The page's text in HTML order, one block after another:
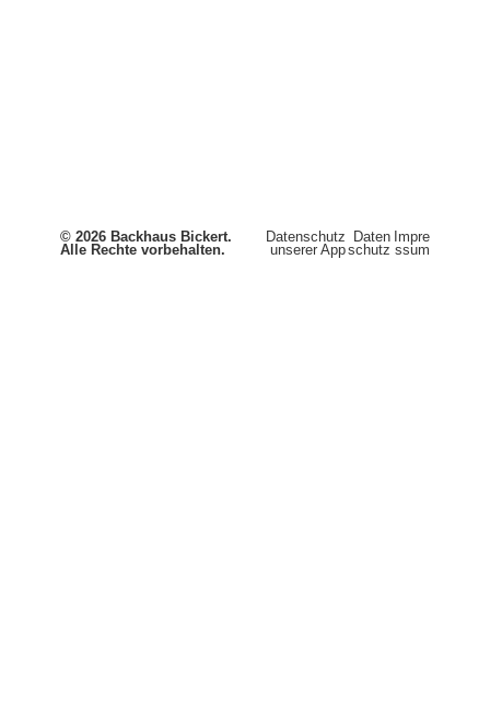
© 2026 Backhaus Bickert.
Alle Rechte vorbehalten.
Datenschutz
unserer App
Daten
schutz
Impre
ssum